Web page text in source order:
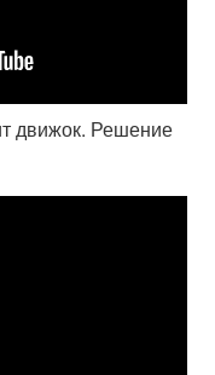
движок. Решение